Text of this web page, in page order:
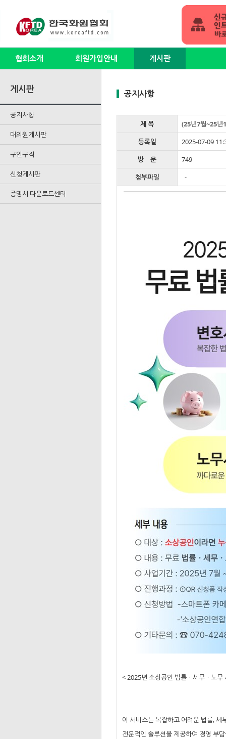
협회소개 회원가입안내 게시판
게시판
공지사항
대의원게시판
구인구직
신청게시판
증명서 다운로드센터
공지사항
제 목
(25년7월~25년
등록일
2025-07-09
방 문
749
첨부파일
-
< 2025년 소상공인 법률ㆍ세무ㆍ노무
이 서비스는 복잡하고 어려운 법률,
전문적인 솔루션을 제공하여 경영 부